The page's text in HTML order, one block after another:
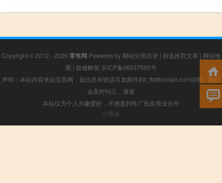
Copyright © 2012 - 2026 零售网 Powered by 网站分类目录 | 精选推荐文章 | 网站地
图 | 疑难解答 京ICP备06037565号
声明：本站内容来自互联网，如信息有错误可发邮件到f_fb#foxmail.com说明，我们
会及时纠正，谢谢
本站仅为个人兴趣爱好，不接盈利性广告及商业合作
小男孩